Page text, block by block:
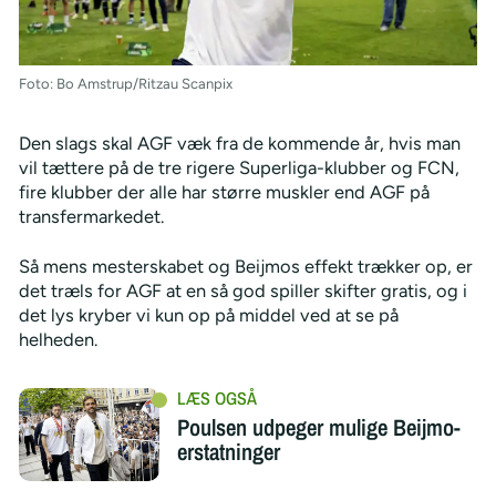
Foto: Bo Amstrup/Ritzau Scanpix
Den slags skal AGF væk fra de kommende år, hvis man
vil tættere på de tre rigere Superliga-klubber og FCN,
fire klubber der alle har større muskler end AGF på
transfermarkedet.
Så mens mesterskabet og Beijmos effekt trækker op, er
det træls for AGF at en så god spiller skifter gratis, og i
det lys kryber vi kun op på middel ved at se på
helheden.
Poulsen udpeger mulige Beijmo-
erstatninger